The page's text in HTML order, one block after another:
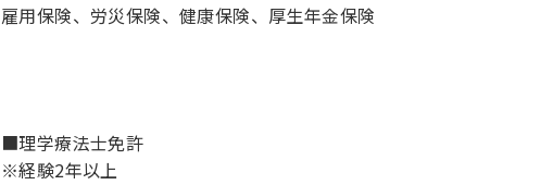
雇用保険、労災保険、健康保険、厚生年金保険
■理学療法士免許
※経験2年以上